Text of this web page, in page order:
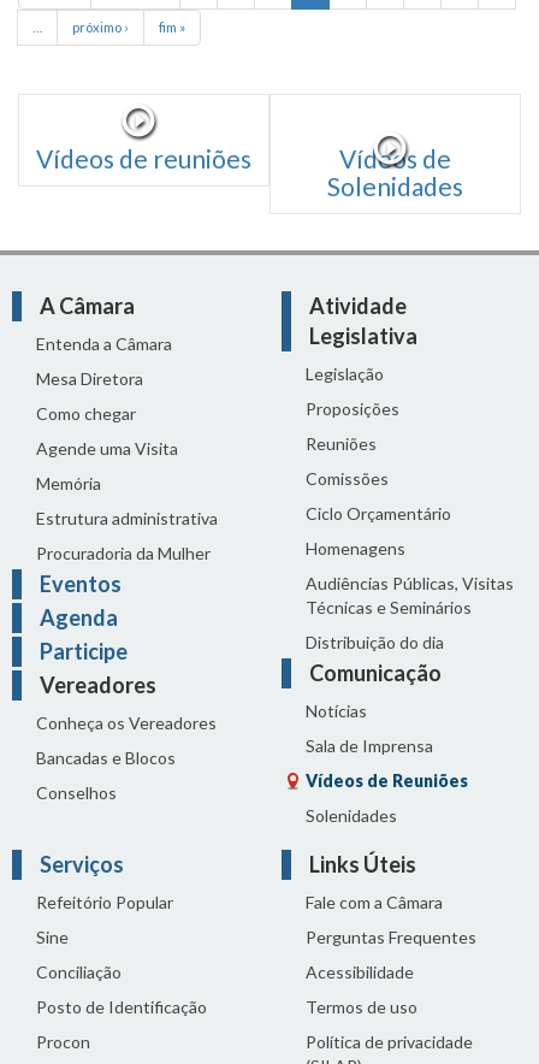
próximo › fim »
Vídeos de reuniões
Vídeos de
Solenidades
A Câmara
Entenda a Câmara
Mesa Diretora
Como chegar
Agende uma Visita
Memória
Estrutura administrativa
Procuradoria da Mulher
Eventos
Agenda
Participe
Vereadores
Conheça os Vereadores
Bancadas e Blocos
Conselhos
Atividade
Legislativa
Legislação
Proposições
Reuniões
Comissões
Ciclo Orçamentário
Homenagens
Audiências Públicas, Visitas
Técnicas e Seminários
Distribuição do dia
Comunicação
Notícias
Sala de Imprensa
Vídeos de Reuniões
Solenidades
Serviços
Refeitório Popular
Sine
Conciliação
Posto de Identificação
Procon
Links Úteis
Fale com a Câmara
Perguntas Frequentes
Acessibilidade
Termos de uso
Política de privacidade